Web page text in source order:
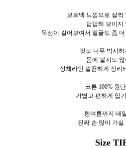
보트넥 느낌으로 살짝
답답해 보이지
목선이 길어보여서 얼굴도 좀
핏도 너무 박시하
몸에 붙지도
상체라인 깔끔하게 정리
코튼 100% 원
가볍고 편하게 입
한여름까지 데
진짜 손 많이 가실
Size